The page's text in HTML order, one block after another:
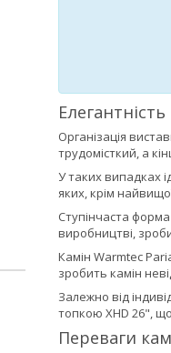
Організація
трудомісткий, а
У таких випадках
яких, крім
Ступінчаста
виробництві,
Камін Warmtec
зробить камін
Залежно від
топкою XHD 26",
Переваги